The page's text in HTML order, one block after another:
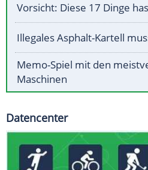
Vorsicht: Diese 17 Dinge
Illegales Asphalt-Kartell
Memo-Spiel mit den
Maschinen
Datencenter